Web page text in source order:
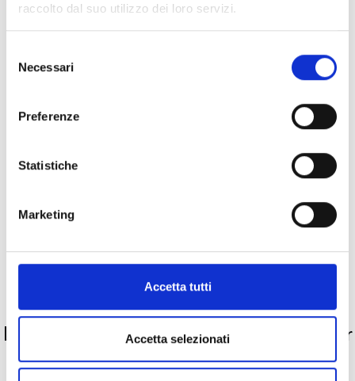
raccolto dal suo utilizzo dei loro servizi.
delNecessari
Preferenze
Statistiche
Marketing
Accetta tutti
Accetta selezionati
Collezione
Descrizione
Pietre preziose
PRODOTTI SIMILI
La nostra selezione di prodotti scelti per
te